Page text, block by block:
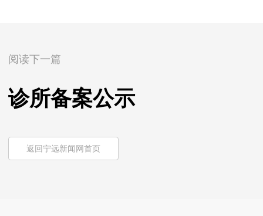
阅读下一篇
诊所备案公示
返回宁远新闻网首页